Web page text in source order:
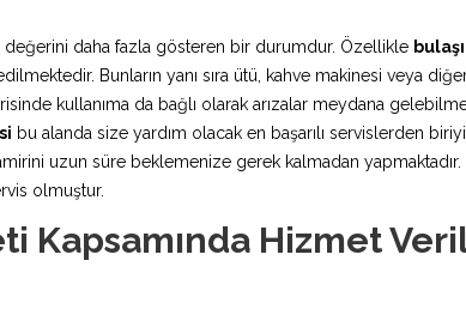
değerini daha fazla gösteren bir durumdur. Özellikle
Bunların yanı sıra ütü, kahve makinesi veya
kullanıma da bağlı olarak arızalar meydana
bu alanda size yardım olacak en başarılı servislerden
uzun süre beklemenize gerek kalmadan yapmaktadır.
olmuştur.
Kapsamında Hizmet